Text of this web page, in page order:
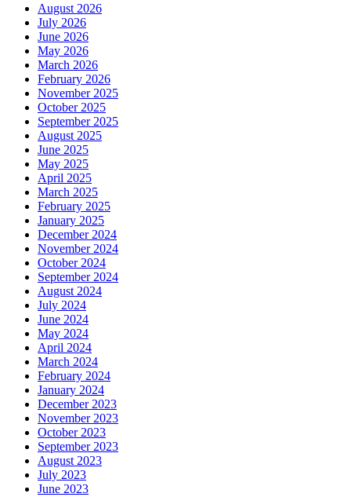
August 2026
July 2026
June 2026
May 2026
March 2026
February 2026
November 2025
October 2025
September 2025
August 2025
June 2025
May 2025
April 2025
March 2025
February 2025
January 2025
December 2024
November 2024
October 2024
September 2024
August 2024
July 2024
June 2024
May 2024
April 2024
March 2024
February 2024
January 2024
December 2023
November 2023
October 2023
September 2023
August 2023
July 2023
June 2023